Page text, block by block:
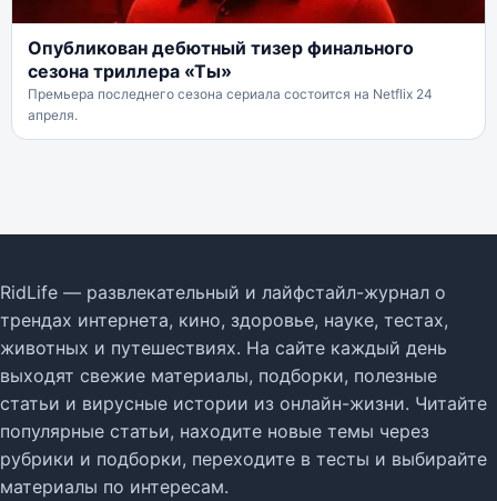
Опубликован дебютный тизер финального
сезона триллера «Ты»
Премьера последнего сезона сериала состоится на Netflix 24
апреля.
RidLife — развлекательный и лайфстайл-журнал о
трендах интернета, кино, здоровье, науке, тестах,
животных и путешествиях. На сайте каждый день
выходят свежие материалы, подборки, полезные
статьи и вирусные истории из онлайн-жизни. Читайте
популярные статьи, находите новые темы через
рубрики и подборки, переходите в тесты и выбирайте
материалы по интересам.